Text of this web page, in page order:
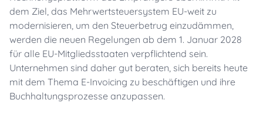
dem Ziel, das Mehrwertsteuersystem EU-weit zu
modernisieren, um den Steuerbetrug einzudämmen,
werden die neuen Regelungen ab dem 1. Januar 2028
für alle EU-Mitgliedsstaaten verpflichtend sein.
Unternehmen sind daher gut beraten, sich bereits heute
mit dem Thema E-Invoicing zu beschäftigen und ihre
Buchhaltungsprozesse anzupassen.